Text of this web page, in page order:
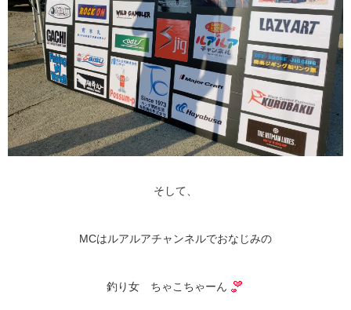
そして、
MCはルアルアチャンネルでおなじみの
釣り女 ちゃこちゃーん